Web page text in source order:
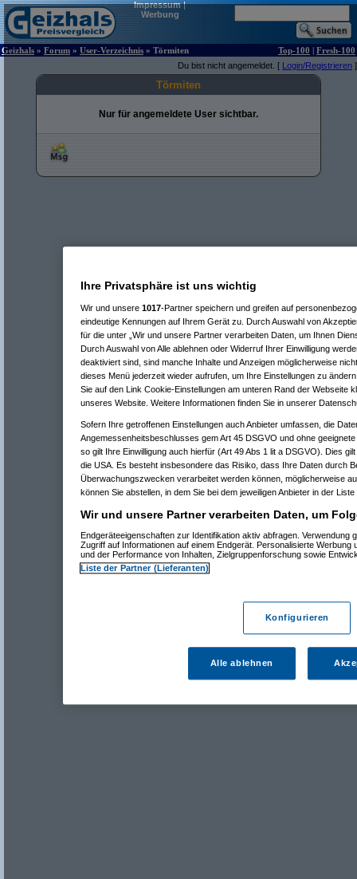
Impressum|
Werbung
Geizhals » Forum » User-Verzeichnis » Törmiten Top-100 | Fresh-100
Du bist nicht angemeldet. [ Login/Registrieren ]
Törmiten
Nur für angemeldete User sichtbar.
Ihre Privatsphäre ist uns wichtig
Wir und unsere 1017-Partner speichern und greifen auf
eindeutige Kennungen auf Ihrem Gerät zu. Durch Auswahl von
für die unter „Wir und unsere Partner verarbeiten Daten, um Ihnen
Durch Auswahl von Alle ablehnen oder Widerruf Ihrer Einwilligung
deaktiviert sind, sind manche Inhalte und Anzeigen möglicherweise
dieses Menü jederzeit wieder aufrufen, um Ihre Einstellungen zu
Sie auf den Link Cookie-Einstellungen am unteren Rand der Webseite
unseres Website. Weitere Informationen finden Sie in unserer
Sofern Ihre getroffenen Einstellungen auch Anbieter umfassen, die
Angemessenheitsbeschlusses gem Art 45 DSGVO und ohne
so gilt Ihre Einwilligung auch hierfür (Art 49 Abs 1 lit a DSGVO). Dies
die USA. Es besteht insbesondere das Risiko, dass Ihre Daten durch
Überwachungszwecken verarbeitet werden können, möglicherweise
können Sie abstellen, in dem Sie bei dem jeweiligen Anbieter in der
Wir und unsere Partner verarbeiten Daten, um
Endgeräteeigenschaften zur Identifikation aktiv abfragen. Verwendung
Zugriff auf Informationen auf einem Endgerät. Personalisierte Werbung
und der Performance von Inhalten, Zielgruppenforschung sowie
Liste der Partner (Lieferanten)
Konfigurieren
Alle ablehnen